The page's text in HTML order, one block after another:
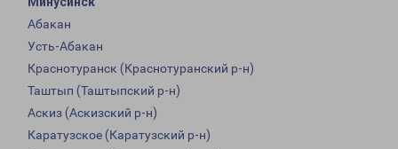
Абакан
Усть-Абакан
Краснотуранск (Краснотуранский р-н)
Таштып (Таштыпский р-н)
Аскиз (Аскизский р-н)
Каратузское (Каратузский р-н)